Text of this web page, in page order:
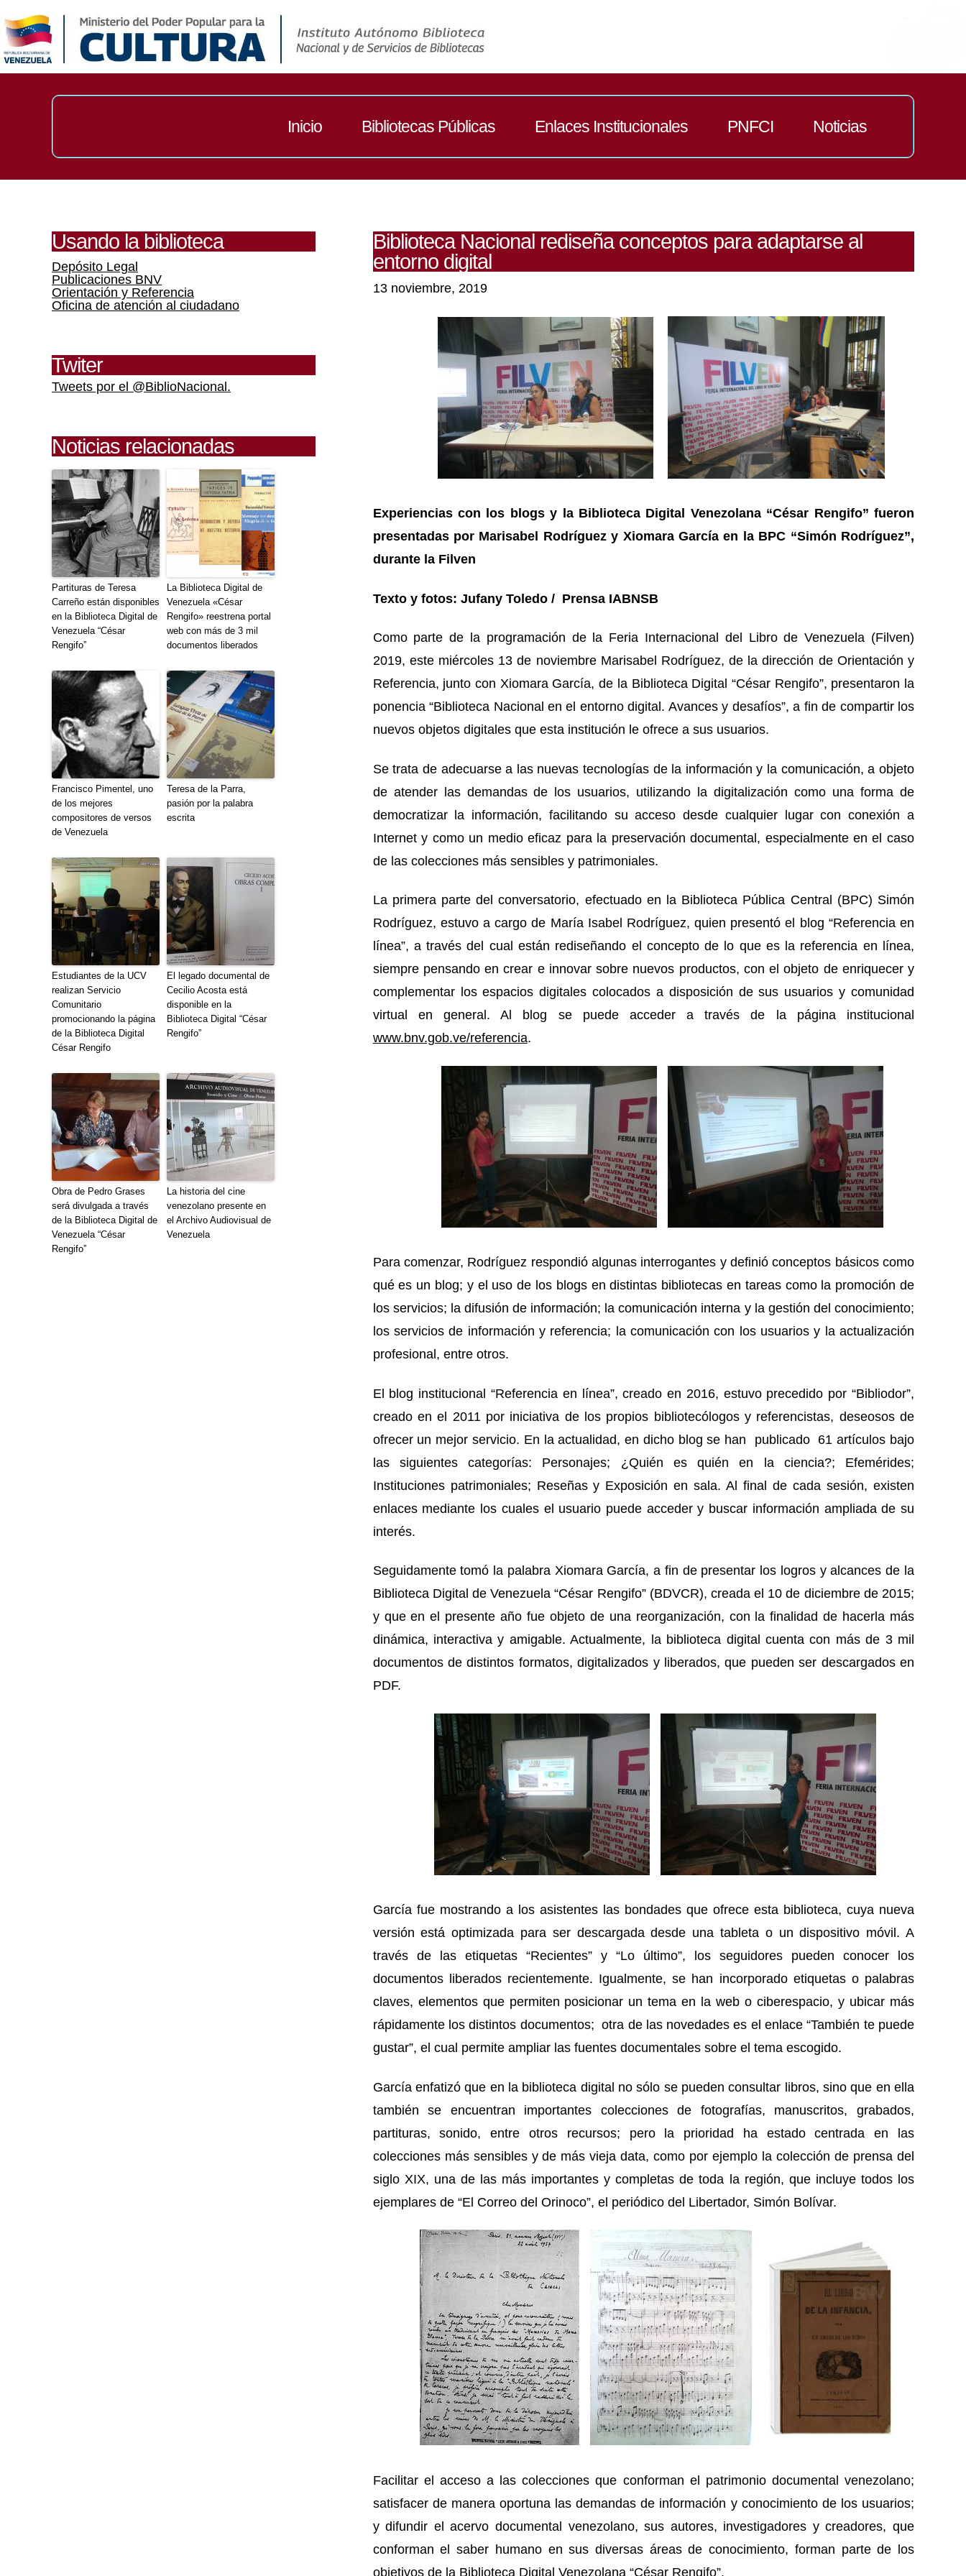
Inicio Bibliotecas Públicas Enlaces Institucionales PNFCI Noticias
Usando la biblioteca
Depósito Legal
Publicaciones BNV
Orientación y Referencia
Oficina de atención al ciudadano
Twiter
Tweets por el @BiblioNacional.
Noticias relacionadas
Partituras de Teresa
Carreño están disponibles
en la Biblioteca Digital de
Venezuela “César
Rengifo”
La Biblioteca Digital de
Venezuela «César
Rengifo» reestrena portal
web con más de 3 mil
documentos liberados
Francisco Pimentel, uno
de los mejores
compositores de versos
de Venezuela
Teresa de la Parra,
pasión por la palabra
escrita
Estudiantes de la UCV
realizan Servicio
Comunitario
promocionando la página
de la Biblioteca Digital
César Rengifo
El legado documental de
Cecilio Acosta está
disponible en la
Biblioteca Digital “César
Rengifo”
Obra de Pedro Grases
será divulgada a través
de la Biblioteca Digital de
Venezuela “César
Rengifo”
La historia del cine
venezolano presente en
el Archivo Audiovisual de
Venezuela
Biblioteca Nacional rediseña conceptos para adaptarse al
entorno digital
13 noviembre, 2019
Experiencias con los blogs y la Biblioteca Digital Venezolana “César Rengifo” fueron
presentadas por Marisabel Rodríguez y Xiomara García en la BPC “Simón Rodríguez”,
durante la Filven
Texto y fotos: Jufany Toledo / Prensa IABNSB
Como parte de la programación de la Feria Internacional del Libro de Venezuela (Filven)
2019, este miércoles 13 de noviembre Marisabel Rodríguez, de la dirección de Orientación y
Referencia, junto con Xiomara García, de la Biblioteca Digital “César Rengifo”, presentaron la
ponencia “Biblioteca Nacional en el entorno digital. Avances y desafíos”, a fin de compartir los
nuevos objetos digitales que esta institución le ofrece a sus usuarios.
Se trata de adecuarse a las nuevas tecnologías de la información y la comunicación, a objeto
de atender las demandas de los usuarios, utilizando la digitalización como una forma de
democratizar la información, facilitando su acceso desde cualquier lugar con conexión a
Internet y como un medio eficaz para la preservación documental, especialmente en el caso
de las colecciones más sensibles y patrimoniales.
La primera parte del conversatorio, efectuado en la Biblioteca Pública Central (BPC) Simón
Rodríguez, estuvo a cargo de María Isabel Rodríguez, quien presentó el blog “Referencia en
línea”, a través del cual están rediseñando el concepto de lo que es la referencia en línea,
siempre pensando en crear e innovar sobre nuevos productos, con el objeto de enriquecer y
complementar los espacios digitales colocados a disposición de sus usuarios y comunidad
virtual en general. Al blog se puede acceder a través de la página institucional
www.bnv.gob.ve/referencia.
Para comenzar, Rodríguez respondió algunas interrogantes y definió conceptos básicos como
qué es un blog; y el uso de los blogs en distintas bibliotecas en tareas como la promoción de
los servicios; la difusión de información; la comunicación interna y la gestión del conocimiento;
los servicios de información y referencia; la comunicación con los usuarios y la actualización
profesional, entre otros.
El blog institucional “Referencia en línea”, creado en 2016, estuvo precedido por “Bibliodor”,
creado en el 2011 por iniciativa de los propios bibliotecólogos y referencistas, deseosos de
ofrecer un mejor servicio. En la actualidad, en dicho blog se han publicado 61 artículos bajo
las siguientes categorías: Personajes; ¿Quién es quién en la ciencia?; Efemérides;
Instituciones patrimoniales; Reseñas y Exposición en sala. Al final de cada sesión, existen
enlaces mediante los cuales el usuario puede acceder y buscar información ampliada de su
interés.
Seguidamente tomó la palabra Xiomara García, a fin de presentar los logros y alcances de la
Biblioteca Digital de Venezuela “César Rengifo” (BDVCR), creada el 10 de diciembre de 2015;
y que en el presente año fue objeto de una reorganización, con la finalidad de hacerla más
dinámica, interactiva y amigable. Actualmente, la biblioteca digital cuenta con más de 3 mil
documentos de distintos formatos, digitalizados y liberados, que pueden ser descargados en
PDF.
García fue mostrando a los asistentes las bondades que ofrece esta biblioteca, cuya nueva
versión está optimizada para ser descargada desde una tableta o un dispositivo móvil. A
través de las etiquetas “Recientes” y “Lo último”, los seguidores pueden conocer los
documentos liberados recientemente. Igualmente, se han incorporado etiquetas o palabras
claves, elementos que permiten posicionar un tema en la web o ciberespacio, y ubicar más
rápidamente los distintos documentos; otra de las novedades es el enlace “También te puede
gustar”, el cual permite ampliar las fuentes documentales sobre el tema escogido.
García enfatizó que en la biblioteca digital no sólo se pueden consultar libros, sino que en ella
también se encuentran importantes colecciones de fotografías, manuscritos, grabados,
partituras, sonido, entre otros recursos; pero la prioridad ha estado centrada en las
colecciones más sensibles y de más vieja data, como por ejemplo la colección de prensa del
siglo XIX, una de las más importantes y completas de toda la región, que incluye todos los
ejemplares de “El Correo del Orinoco”, el periódico del Libertador, Simón Bolívar.
Facilitar el acceso a las colecciones que conforman el patrimonio documental venezolano;
satisfacer de manera oportuna las demandas de información y conocimiento de los usuarios;
y difundir el acervo documental venezolano, sus autores, investigadores y creadores, que
conforman el saber humano en sus diversas áreas de conocimiento, forman parte de los
objetivos de la Biblioteca Digital Venezolana “César Rengifo”.